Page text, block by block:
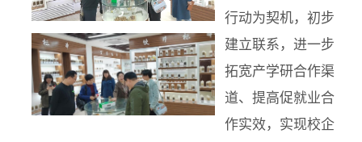
行动为契机，初步
建立联系，进一步
拓宽产学研合作渠
道、提高促就业合
作实效，实现校企